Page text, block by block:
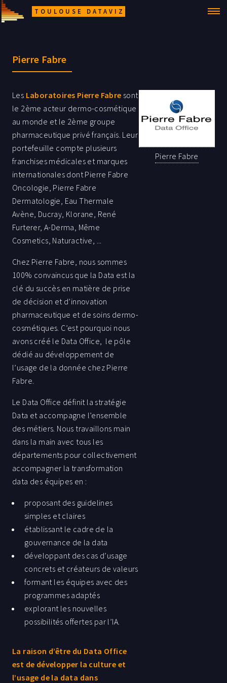
TOULOUSE DATAVIZ
Pierre Fabre
Pierre Fabre
Les Laboratoires Pierre Fabre sont
le 2ème acteur dermo-cosmétique
au monde et le 2ème groupe
pharmaceutique privé français. Leur
portefeuille compte plusieurs
franchises médicales et marques
internationales dont Pierre Fabre
Oncologie, Pierre Fabre
Dermatologie, Eau Thermale
Avène, Ducray, Klorane, René
Furterer, A-Derma, Même
Cosmetics, Naturactive, ...
Chez Pierre Fabre, nous sommes
100% convaincus que la Data est la
clé du succès en matière de prise
de décision et d’innovation
pharmaceutique et de soins dermo-
cosmétiques. C’est pourquoi nous
avons créé le Data Office, le pôle
dédié au développement de
l’usage de la donnée chez Pierre
Fabre.
Le Data Office définit la stratégie
Data et accompagne l’ensemble
des métiers. Nous travaillons main
dans la main avec tous les
départements pour collectivement
accompagner la transformation
data des équipes en : ​
proposant des guidelines
simples et claires ​
établissant le cadre de la
gouvernance ​de la data
développant des cas d’usage
concrets ​et créateurs de valeurs
formant les équipes avec des
programmes adaptés ​
explorant les nouvelles
possibilités offertes par l’IA. ​
La raison d’être du Data Office
est de développer la culture et
l’usage de la data dans